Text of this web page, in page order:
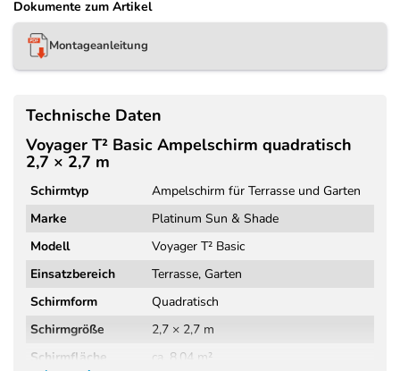
Dokumente zum Artikel
Montageanleitung
Technische Daten
Voyager T² Basic Ampelschirm quadratisch
2,7 × 2,7 m
Schirmtyp
Ampelschirm für Terrasse und Garten
Marke
Platinum Sun & Shade
Modell
Voyager T² Basic
Einsatzbereich
Terrasse, Garten
Schirmform
Quadratisch
Schirmgröße
2,7 × 2,7 m
Schirmfläche
ca. 8,04 m²